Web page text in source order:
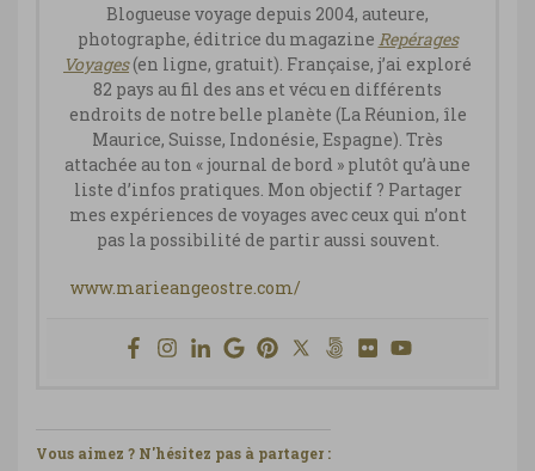
Blogueuse voyage depuis 2004, auteure,
photographe, éditrice du magazine Repérages
Voyages(en ligne, gratuit). Française, j’ai exploré
82 pays au fil des ans et vécu en différents
endroits de notre belle planète (La Réunion, île
Maurice, Suisse, Indonésie, Espagne). Très
attachée au ton « journal de bord » plutôt qu’à une
liste d’infos pratiques. Mon objectif ? Partager
mes expériences de voyages avec ceux qui n’ont
pas la possibilité de partir aussi souvent.
www.marieangeostre.com/
Vous aimez ? N'hésitez pas à partager :